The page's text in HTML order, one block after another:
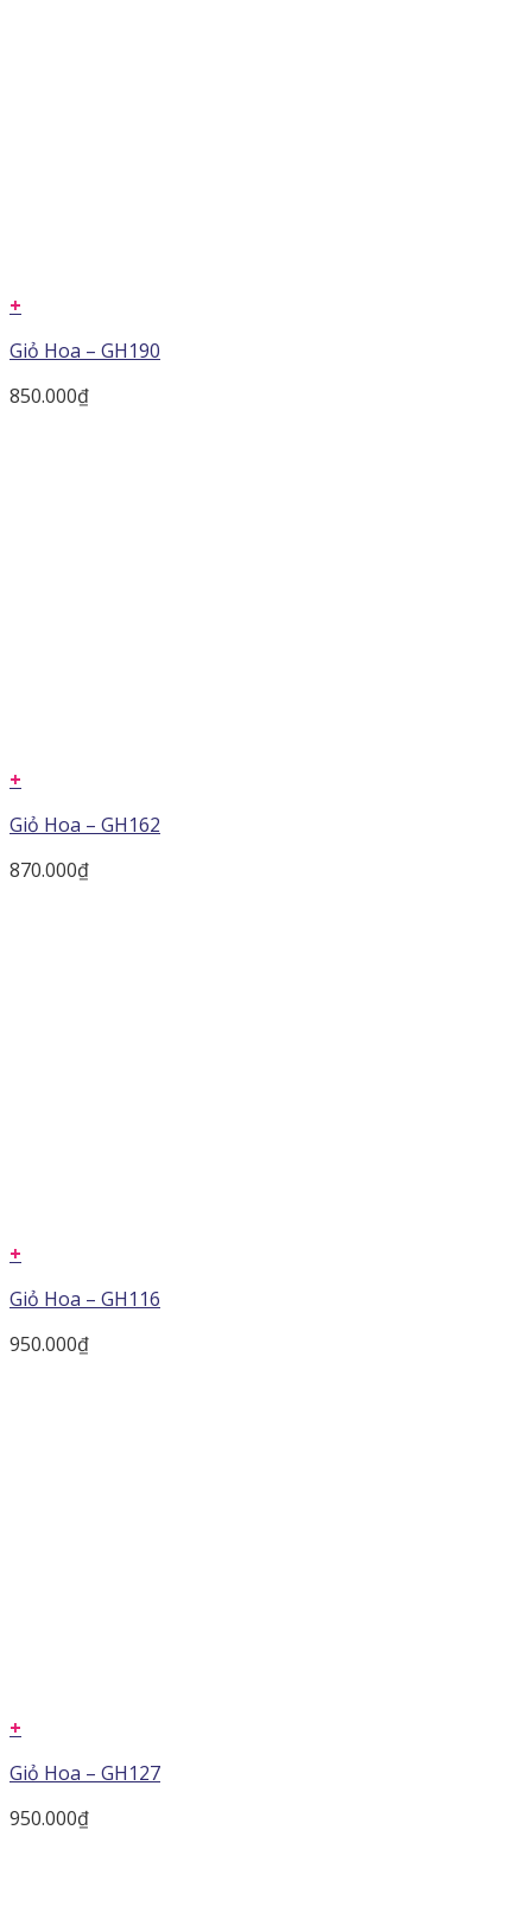
+
Giỏ Hoa – GH190
850.000₫
+
Giỏ Hoa – GH162
870.000₫
+
Giỏ Hoa – GH116
950.000₫
+
Giỏ Hoa – GH127
950.000₫